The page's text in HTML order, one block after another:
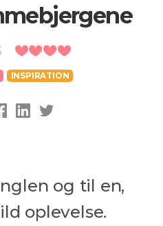
INSPIRATION
og til en,
oplevelse.